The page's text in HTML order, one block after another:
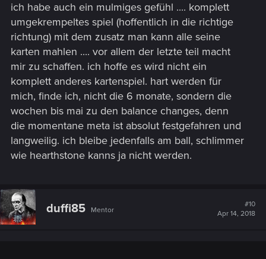
ich habe auch ein mulmiges gefühl .... komplett
umgekrempeltes spiel (hoffentlich in die richtige
richtung) mit dem zusatz man kann alle seine
karten mahlen .... vor allem der letzte teil macht
mir zu schaffen. ich hoffe es wird nicht ein
komplett anderes kartenspiel. hart werden für
mich, finde ich, nicht die 6 monate, sondern die
wochen bis mai zu den balance changes, denn
die momentane meta ist absolut festgefahren und
langweilig. ich bleibe jedenfalls am ball, schlimmer
wie hearthstone kanns ja nicht werden.
duffi85 Mentor
#10
Apr 14, 2018